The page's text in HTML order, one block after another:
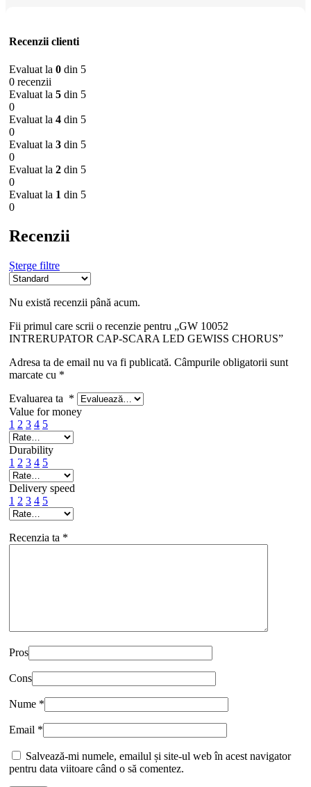
Recenzii clienti
Evaluat la 0 din 5
0 recenzii
Evaluat la 5 din 5
0
Evaluat la 4 din 5
0
Evaluat la 3 din 5
0
Evaluat la 2 din 5
0
Evaluat la 1 din 5
0
Recenzii
Șterge filtre
Nu există recenzii până acum.
Fii primul care scrii o recenzie pentru „GW 10052
INTRERUPATOR CAP-SCARA LED GEWISS CHORUS”
Adresa ta de email nu va fi publicată. Câmpurile obligatorii sunt
marcate cu *
Evaluarea ta *
Value for money
1 2 3 4 5
Durability
1 2 3 4 5
Delivery speed
1 2 3 4 5
Recenzia ta *
Pros
Cons
Nume *
Email *
Salvează-mi numele, emailul și site-ul web în acest navigator
pentru data viitoare când o să comentez.